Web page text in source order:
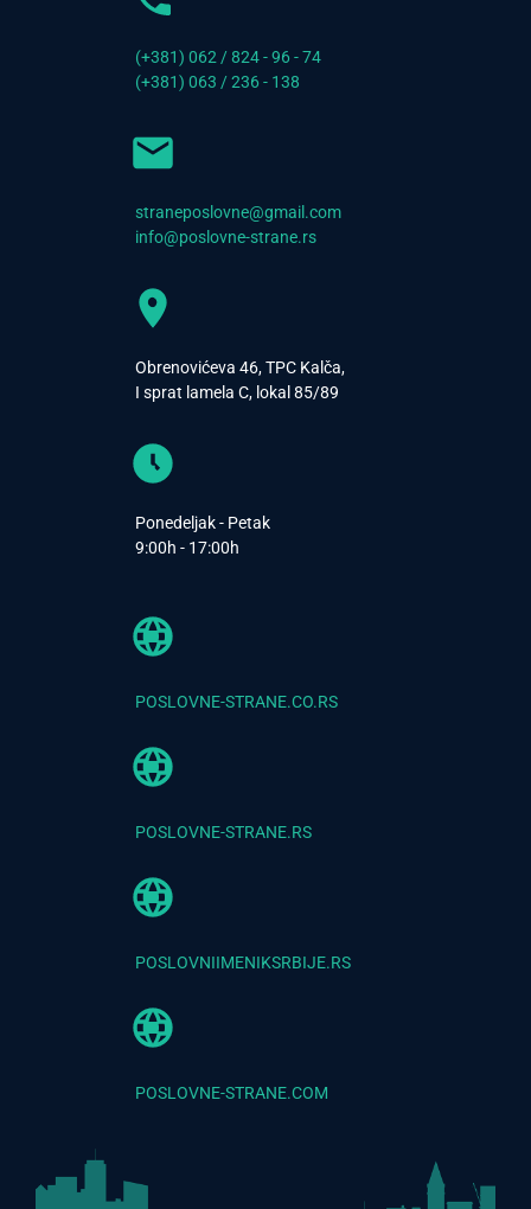
(+381) 062 / 824 - 96 - 74
(+381) 063 / 236 - 138
straneposlovne@gmail.com
info@poslovne-strane.rs
Obrenovićeva 46, TPC Kalča,
I sprat lamela C, lokal 85/89
Ponedeljak - Petak
9:00h - 17:00h
POSLOVNE-STRANE.CO.RS
POSLOVNE-STRANE.RS
POSLOVNIIMENIKSRBIJE.RS
POSLOVNE-STRANE.COM